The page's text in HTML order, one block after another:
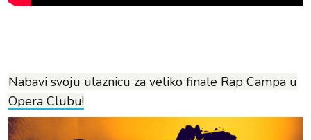
Nabavi svoju ulaznicu za veliko finale Rap Campa u
Opera Clubu!